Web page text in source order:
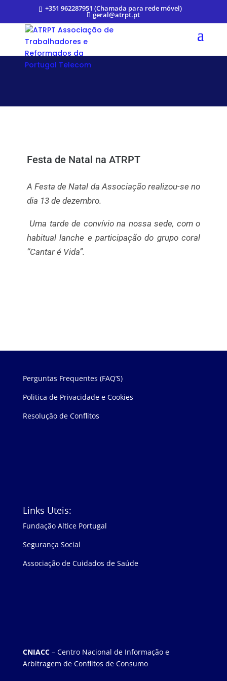
+351 962287951 (Chamada para rede móvel)
geral@atrpt.pt
Festa de Natal na ATRPT
A Festa de Natal da Associação realizou-se no
dia 13 de dezembro.
Uma tarde de convívio na nossa sede, com o
habitual lanche e participação do grupo coral
“Cantar é Vida”.
Perguntas Frequentes (FAQ’S)
Politica de Privacidade e Cookies
Resolução de Conflitos
Links Uteis:
Fundação Altice Portugal
Segurança Social
Associação de Cuidados de Saúde
CNIACC– Centro Nacional de Informação e
Arbitragem de Conflitos de Consumo